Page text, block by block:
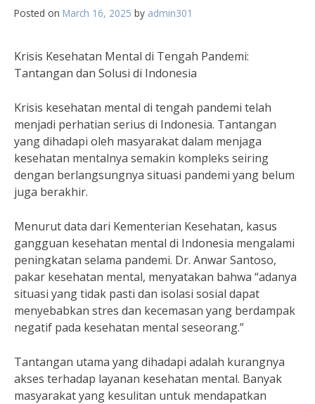
Posted on March 16, 2025 by admin301
Krisis Kesehatan Mental di Tengah Pandemi:
Tantangan dan Solusi di Indonesia
Krisis kesehatan mental di tengah pandemi telah
menjadi perhatian serius di Indonesia. Tantangan
yang dihadapi oleh masyarakat dalam menjaga
kesehatan mentalnya semakin kompleks seiring
dengan berlangsungnya situasi pandemi yang belum
juga berakhir.
Menurut data dari Kementerian Kesehatan, kasus
gangguan kesehatan mental di Indonesia mengalami
peningkatan selama pandemi. Dr. Anwar Santoso,
pakar kesehatan mental, menyatakan bahwa “adanya
situasi yang tidak pasti dan isolasi sosial dapat
menyebabkan stres dan kecemasan yang berdampak
negatif pada kesehatan mental seseorang.”
Tantangan utama yang dihadapi adalah kurangnya
akses terhadap layanan kesehatan mental. Banyak
masyarakat yang kesulitan untuk mendapatkan